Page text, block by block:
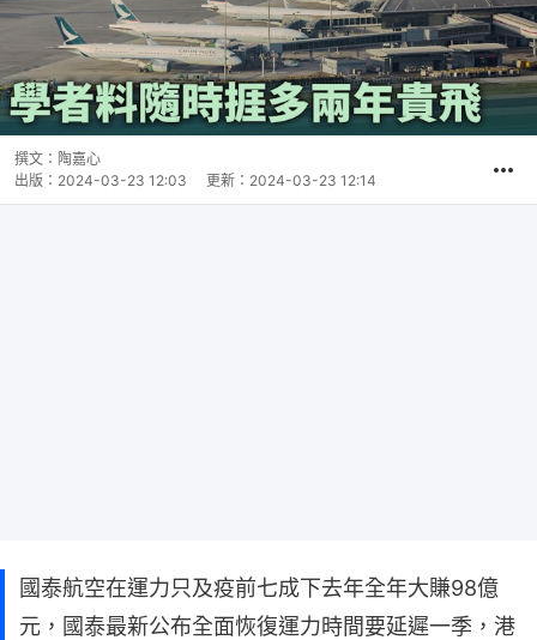
撰文： 陶嘉心
出版： 2024-03-23 12:03 更新： 2024-03-23 12:14
國泰航空在運力只及疫前七成下去年全年大賺98億
元，國泰最新公布全面恢復運力時間要延遲一季，港